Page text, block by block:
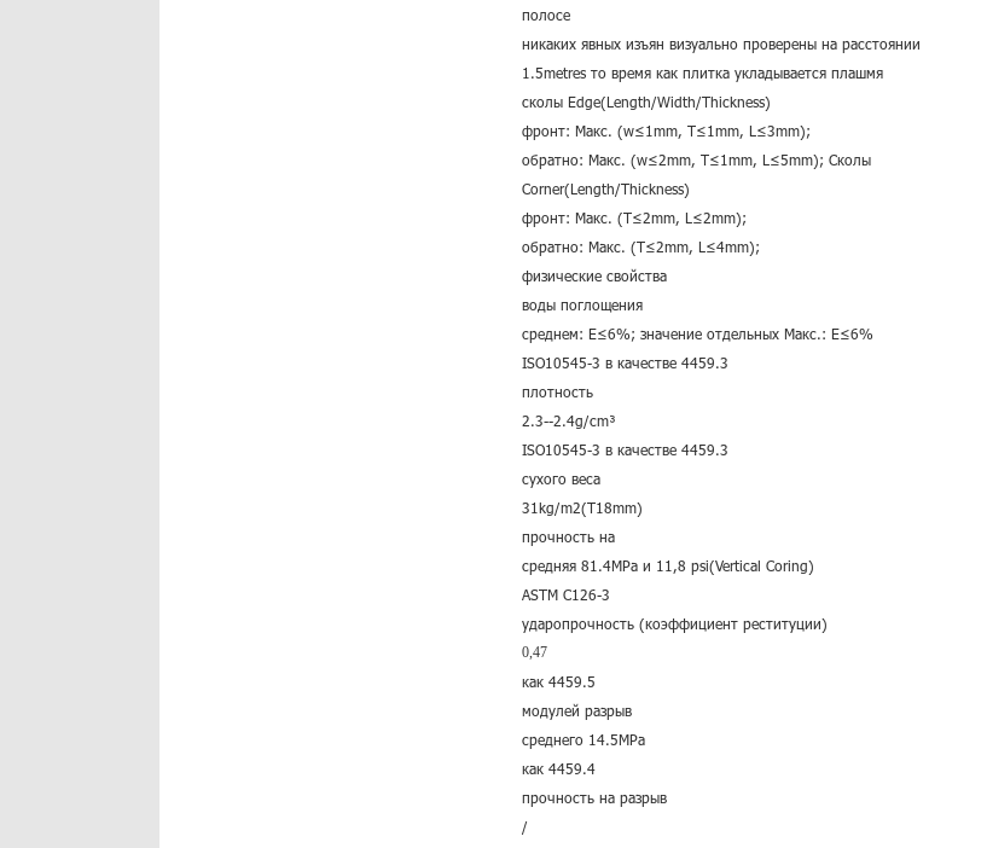
полосе
никаких явных изъян визуально проверены на расстоянии
1.5metres то время как плитка укладывается плашмя
сколы Edge(Length/Width/Thickness)
фронт: Макс. (w≤1mm, T≤1mm, L≤3mm);
обратно: Макс. (w≤2mm, T≤1mm, L≤5mm); Сколы
Corner(Length/Thickness)
фронт: Макс. (T≤2mm, L≤2mm);
обратно: Макс. (T≤2mm, L≤4mm);
физические свойства
воды поглощения
среднем: E≤6%; значение отдельных Макс.: E≤6%
ISO10545-3 в качестве 4459.3
плотность
2.3--2.4g/cm³
ISO10545-3 в качестве 4459.3
сухого веса
31kg/m2(T18mm)
прочность на
средняя 81.4MPa и 11,8 psi(Vertical Coring)
ASTM C126-3
ударопрочность (коэффициент реституции)
0,47
как 4459.5
модулей разрыв
среднего 14.5MPa
как 4459.4
прочность на разрыв
/